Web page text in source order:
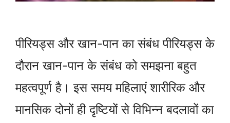
पीरियड्स और खान-पान का संबंध पीरियड्स के
दौरान खान-पान के संबंध को समझना बहुत
महत्वपूर्ण है। इस समय महिलाएं शारीरिक और
मानसिक दोनों ही दृष्टियों से विभिन्न बदलावों का